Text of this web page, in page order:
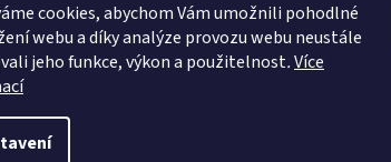
cookies, abychom Vám umožnili pohodlné
webu a díky analýze provozu webu neustále
jeho funkce, výkon a použitelnost.Více
vyhrazena.